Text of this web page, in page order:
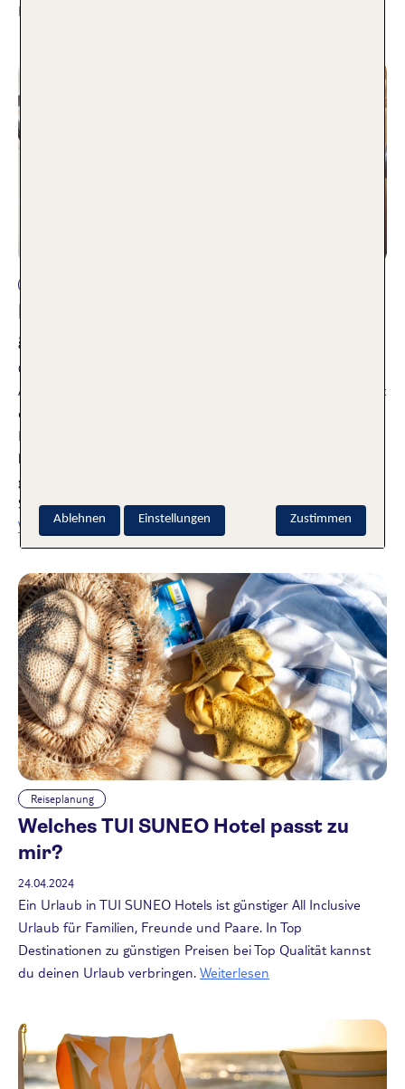
Inclusive Hotels in Österreich vor.
Low Budget Urlaub – 10 Tipps zum
günstigen Reisen
02.04.2025
Auf der Suche nach deinem nächsten Sommerurlaub kannst
du auf ein großes Angebot an Schnäppchen und All-
Inclusive-Reisen setzen. Ich bin schon mal vorgeflogen und
habe für dich eine Woche Budget-Urlaub auf Fuerteventura
getestet. Wie es mir gefallen hat und warum All-Inclusive für
Sparfüchse oft eine gute Wahl ist, erfährst du hier.
Weiterlesen
Reiseplanung
Welches TUI SUNEO Hotel passt zu
mir?
24.04.2024
Ein Urlaub in TUI SUNEO Hotels ist günstiger All Inclusive
Urlaub für Familien, Freunde und Paare. In Top
Destinationen zu günstigen Preisen bei Top Qualität kannst
du deinen Urlaub verbringen. Weiterlesen
Zustimmen
Ablehnen Einstellungen